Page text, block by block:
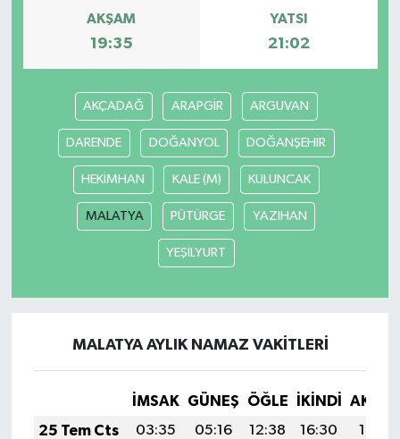
AKŞAM
19:35
YATSI
21:02
AKÇADAĞ ARAPGİR ARGUVAN
DARENDE DOĞANYOL DOĞANŞEHİR
HEKİMHAN KALE (M) KULUNCAK
MALATYA PÜTÜRGE YAZIHAN
YEŞİLYURT
MALATYA AYLIK NAMAZ VAKITLERI
İMSAK GÜNEŞ ÖĞLE İKINDI
25 Tem Cts
03:35 05:16 12:38 16:30
19:51